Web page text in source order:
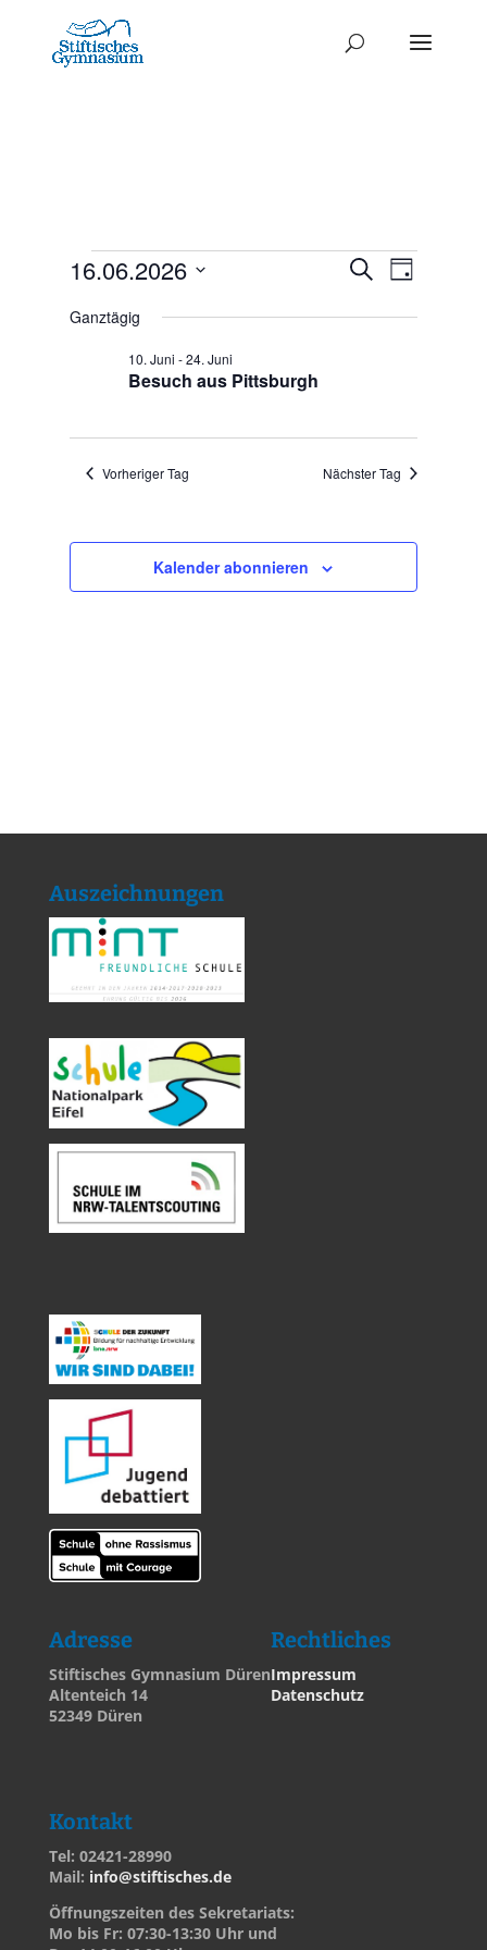
Termine
für
Juni
2026
Termine
Such-
SucheTag
16.06.2026
wählen.
Ganztägig
Besuch aus Pittsburgh
10. Juni -24. Juni
Vorheriger Tag Nächster Tag
Kalender abonnieren
Auszeichnungen
Adresse
Stiftisches Gymnasium Düren
Altenteich 14
52349 Düren
Rechtliches
Impressum
Datenschutz
Kontakt
Tel: 02421-28990
Mail: info@stiftisches.de
Öffnungszeiten des Sekretariats:
Mo bis Fr: 07:30-13:30 Uhr und